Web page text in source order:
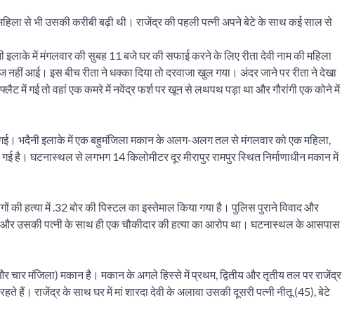
से भी उसकी करीबी बढ़ी थी। राजेंद्र की पहली पत्नी अपने बेटे के साथ कई साल से
इलाके में मंगलवार की सुबह 11 बजे घर की सफाई करने के लिए रीता देवी नाम की महिला
आई। इस बीच रीता ने धक्का दिया तो दरवाजा खुल गया। अंदर जाने पर रीता ने देखा
में गई तो वहां एक कमरे में नवेंद्र फर्श पर खून से लथपथ पड़ा था और गौरांगी एक कोने में
गई। भदैनी इलाके में एक बहुमंजिला मकान के अलग-अलग तल से मंगलवार को एक महिला,
है। घटनास्थल से लगभग 14 किलोमीटर दूर मीरापुर रामपुर स्थित निर्माणाधीन मकान में
की हत्या में .32 बोर की पिस्टल का इस्तेमाल किया गया है। पुलिस पुराने विवाद और
उसकी पत्नी के साथ ही एक चौकीदार की हत्या का आरोप था। घटनास्थल के आसपास
चार मंजिला) मकान है। मकान के अगले हिस्से में प्रथम, द्वितीय और तृतीय तल पर राजेंद्र
राजेंद्र के साथ घर में मां शारदा देवी के अलावा उसकी दूसरी पत्नी नीतू (45), बेटे